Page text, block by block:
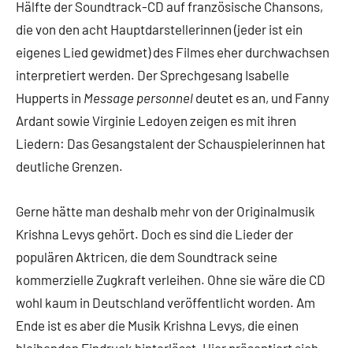
Hälfte der Soundtrack-CD auf französische Chansons,
die von den acht Hauptdarstellerinnen (jeder ist ein
eigenes Lied gewidmet) des Filmes eher durchwachsen
interpretiert werden. Der Sprechgesang Isabelle
Hupperts in Message personnel deutet es an, und Fanny
Ardant sowie Virginie Ledoyen zeigen es mit ihren
Liedern: Das Gesangstalent der Schauspielerinnen hat
deutliche Grenzen.
Gerne hätte man deshalb mehr von der Originalmusik
Krishna Levys gehört. Doch es sind die Lieder der
populären Aktricen, die dem Soundtrack seine
kommerzielle Zugkraft verleihen. Ohne sie wäre die CD
wohl kaum in Deutschland veröffentlicht worden. Am
Ende ist es aber die Musik Krishna Levys, die einen